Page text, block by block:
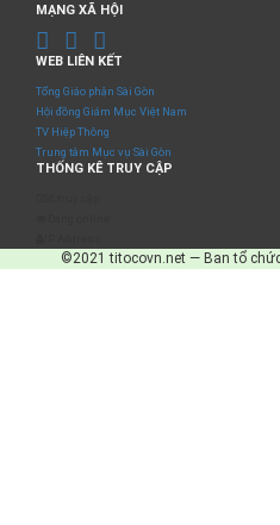
MẠNG XÃ HỘI
WEB LIÊN KẾT
Tổng Giáo phận Sài Gòn
Hội đồng Giám Mục Việt Nam
TV Hiệp Thông
Trung tâm Mục vụ Sài Gòn
THỐNG KÊ TRUY CẬP
©2021 titocovn.net — Ban tổ